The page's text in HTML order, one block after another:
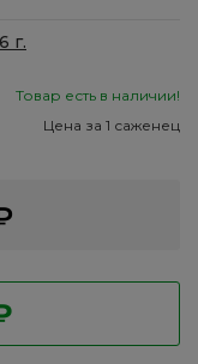
г.
Товар есть в наличии!
Цена за 1 саженец